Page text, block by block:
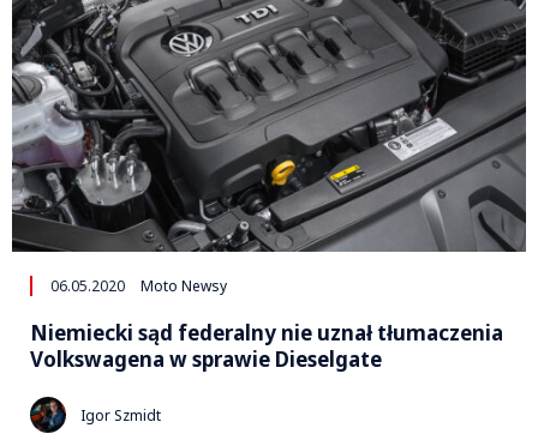
06.05.2020 Moto Newsy
Niemiecki sąd federalny nie uznał tłumaczenia
Volkswagena w sprawie Dieselgate
Igor Szmidt